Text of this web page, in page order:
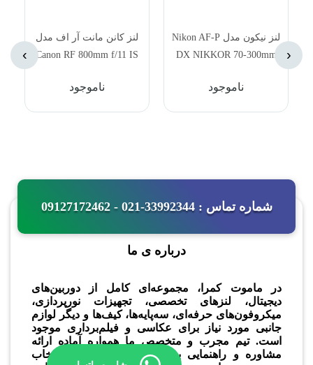
لنز نیکون مدل Nikon AF-P
DX NIKKOR 70-300mm
ناموجود
لنز کانن مانت آر اف مدل
Canon RF 800mm f/11 IS
ناموجود
‹
›
شماره تماس : 33992344-021 - 09127172462
درباره ی ما
در ماموت کمرا، مجموعه‌ای کامل از دوربین‌های
دیجیتال، لنزهای تخصصی، تجهیزات نورپردازی،
میکروفون‌های حرفه‌ای، سه‌پایه‌ها، کیف‌ها و دیگر لوازم
جانبی مورد نیاز برای عکاسی و فیلم‌برداری موجود
است. تیم مجرب و متخصص ما همواره آماده ارائه
مشاوره و راهنمایی به مشتریان عزیز برای انتخاب